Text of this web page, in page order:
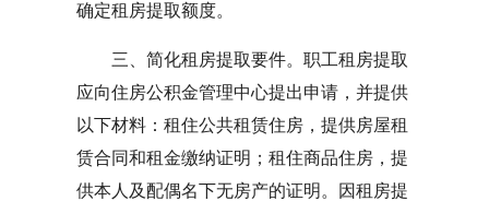
确定租房提取额度。
三、简化租房提取要件。职工租房提取
应向住房公积金管理中心提出申请，并提供
以下材料：租住公共租赁住房，提供房屋租
赁合同和租金缴纳证明；租住商品住房，提
供本人及配偶名下无房产的证明。因租房提